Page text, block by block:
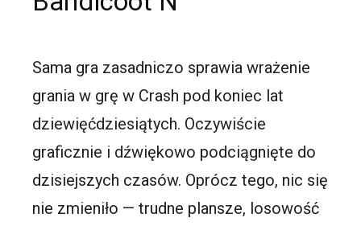
Sama gra zasadniczo sprawia wrażenie
grania w grę w Crash pod koniec lat
dziewięćdziesiątych. Oczywiście
graficznie i dźwiękowo podciągnięte do
dzisiejszych czasów. Oprócz tego, nic się
nie zmieniło — trudne plansze, losowość